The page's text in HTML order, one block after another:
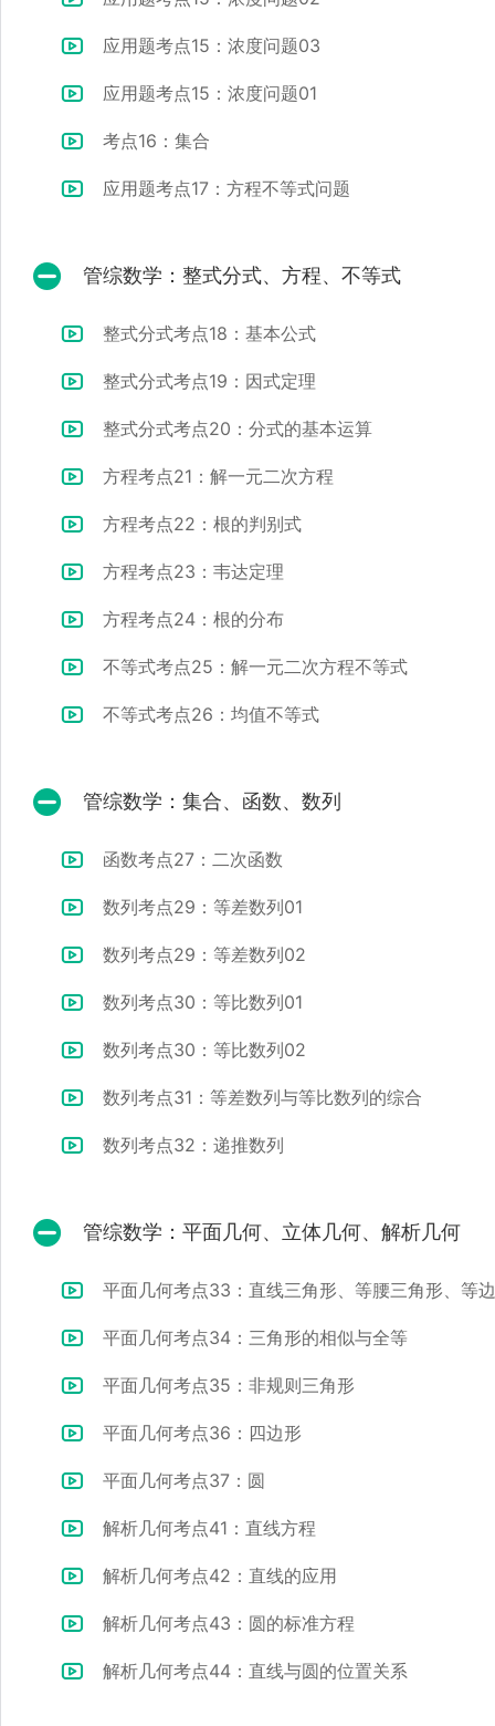
应用题考点15：浓度问题03
应用题考点15：浓度问题01
考点16：集合
应用题考点17：方程不等式问题
管综数学：整式分式、方程、不等式
整式分式考点18：基本公式
整式分式考点19：因式定理
整式分式考点20：分式的基本运算
方程考点21：解一元二次方程
方程考点22：根的判别式
方程考点23：韦达定理
方程考点24：根的分布
不等式考点25：解一元二次方程不等式
不等式考点26：均值不等式
管综数学：集合、函数、数列
函数考点27：二次函数
数列考点29：等差数列01
数列考点29：等差数列02
数列考点30：等比数列01
数列考点30：等比数列02
数列考点31：等差数列与等比数列的综合
数列考点32：递推数列
管综数学：平面几何、立体几何、解析几何
平面几何考点33：直线三角形、等腰三角形、等
平面几何考点34：三角形的相似与全等
平面几何考点35：非规则三角形
平面几何考点36：四边形
平面几何考点37：圆
解析几何考点41：直线方程
解析几何考点42：直线的应用
解析几何考点43：圆的标准方程
解析几何考点44：直线与圆的位置关系